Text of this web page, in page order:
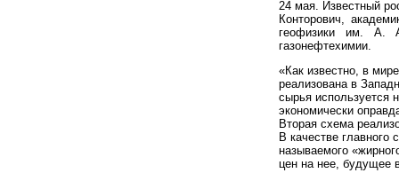
24 мая. Известный
Конторович,
геофизики им. А.
газонефтехимии.
«Как известно, в
реализована в
сырья используется
экономически
Вторая схема
В качестве главного
называемого
цен на нее, будущее